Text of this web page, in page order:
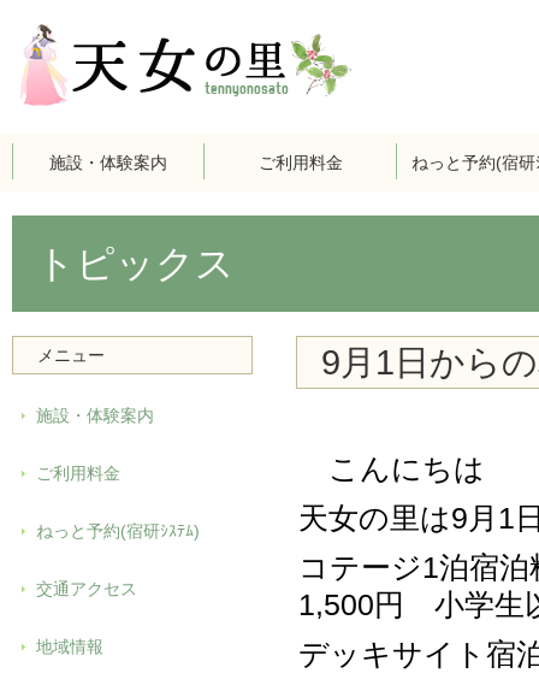
施設・体験案内 ご利用料金 ねっと予約(宿研
トピックス
メニュー
施設・体験案内
ご利用料金
ねっと予約(宿研ｼｽﾃﾑ)
交通アクセス
地域情報
9月1日から
こんにちは
天女の里は9月1
コテージ1泊宿
1,500円 小学生
デッキサイト